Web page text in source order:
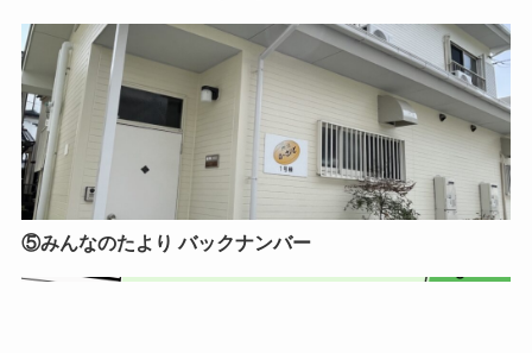
⑤みんなのたより バックナンバー